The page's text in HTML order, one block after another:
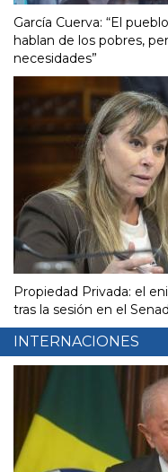
García Cuerva: “El
hablan de los pobres,
necesidades”
Propiedad Privada: el
tras la sesión en el
INTERNACIONES